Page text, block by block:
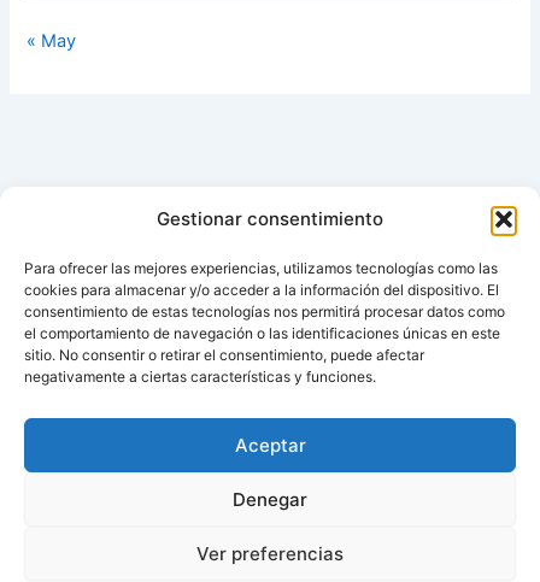
Gestionar consentimiento
Para ofrecer las mejores experiencias, utilizamos tecnologías como las
cookies para almacenar y/o acceder a la información del dispositivo. El
consentimiento de estas tecnologías nos permitirá procesar datos como
el comportamiento de navegación o las identificaciones únicas en este
sitio. No consentir o retirar el consentimiento, puede afectar
negativamente a ciertas características y funciones.
Aceptar
Denegar
Ver preferencias
« May
Contacto